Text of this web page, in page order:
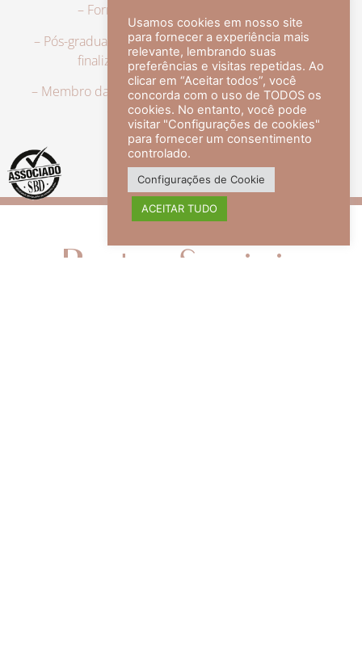
– Formação em Medicina pela UFRJ.
– Pós-graduação em Dermatologia pela UFRJ, tendo
finalizado a especialização em 2007.
– Membro da Sociedade Brasileira de Dermatologia,
com título de especialista.
veja mais +
Redes Sociais
Usamos cookies em nosso site
para fornecer a experiência mais
relevante, lembrando suas
preferências e visitas repetidas. Ao
clicar em “Aceitar todos”, você
concorda com o uso de TODOS os
cookies. No entanto, você pode
visitar "Configurações de cookies"
para fornecer um consentimento
controlado.
Configurações de Cookie
ACEITAR TUDO